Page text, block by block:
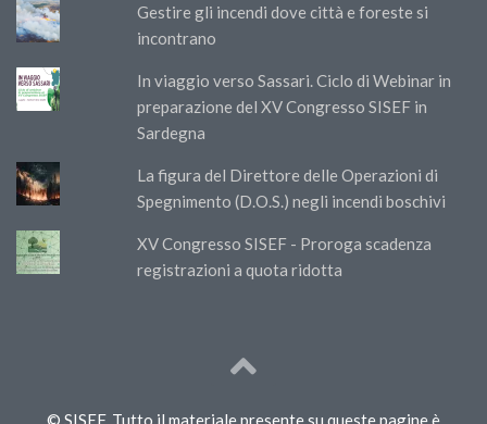
Gestire gli incendi dove città e foreste si
incontrano
In viaggio verso Sassari. Ciclo di Webinar in
preparazione del XV Congresso SISEF in
Sardegna
La figura del Direttore delle Operazioni di
Spegnimento (D.O.S.) negli incendi boschivi
XV Congresso SISEF - Proroga scadenza
registrazioni a quota ridotta
© SISEF. Tutto il materiale presente su queste pagine è